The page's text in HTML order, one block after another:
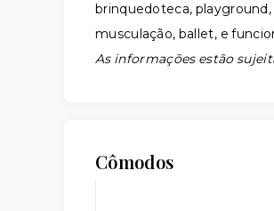
brinquedoteca, playground,
musculação, ballet, e
As informações estão
Cômodos